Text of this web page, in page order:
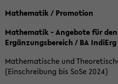
Mathematik / Promotion
Mathematik - Angebote für
Ergänzungsbereich / BA IndiErg
Mathematische und
(Einschreibung bis SoSe 2024)